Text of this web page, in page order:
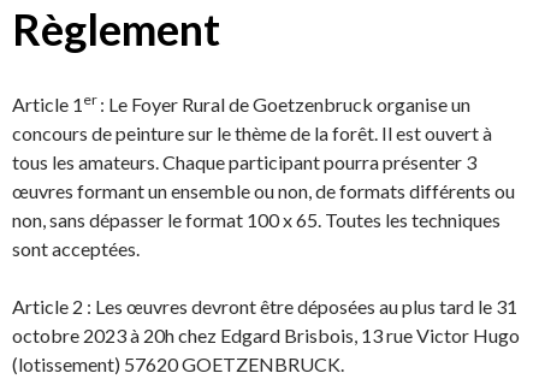
Règlement
Article 1 er : Le Foyer Rural de Goetzenbruck organise un
concours de peinture sur le thème de la forêt. Il est ouvert à
tous les amateurs. Chaque participant pourra présenter 3
œuvres formant un ensemble ou non, de formats différents ou
non, sans dépasser le format 100 x 65. Toutes les techniques
sont acceptées.
Article 2 : Les œuvres devront être déposées au plus tard le 31
octobre 2023 à 20h chez Edgard Brisbois, 13 rue Victor Hugo
(lotissement) 57620 GOETZENBRUCK.